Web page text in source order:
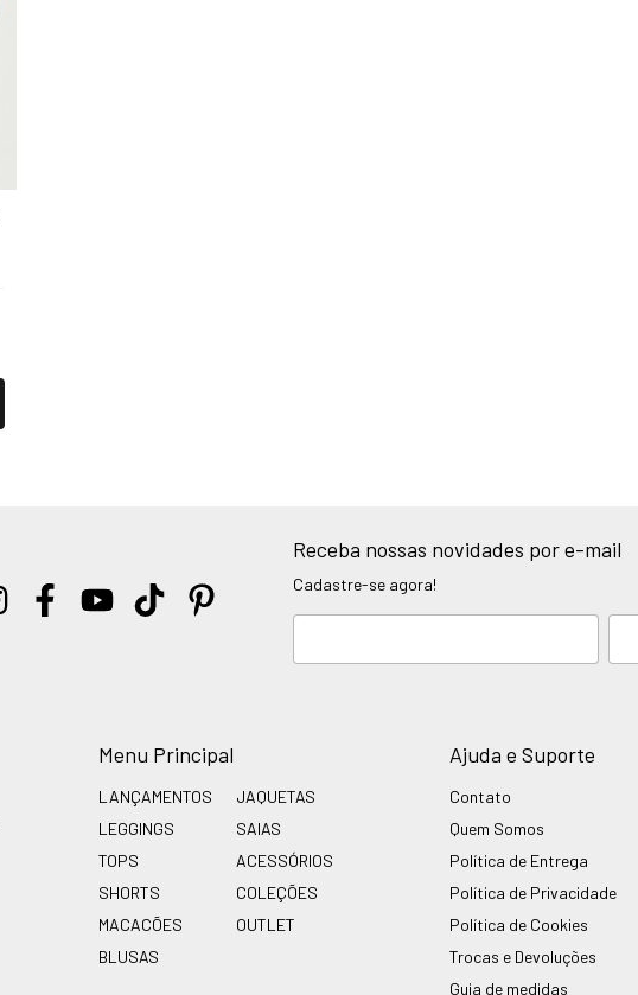
Receba nossas novidades por e-mail
Cadastre-se agora!
Menu Principal
LANÇAMENTOS
LEGGINGS
TOPS
SHORTS
MACACÕES
BLUSAS
JAQUETAS
SAIAS
ACESSÓRIOS
COLEÇÕES
OUTLET
Ajuda e Suporte
Contato
Quem Somos
Política de Entrega
Política de Privacidade
Política de Cookies
Trocas e Devoluções
Guia de medidas